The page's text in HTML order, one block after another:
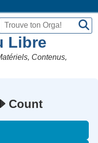
Libre
Contenus,
Count